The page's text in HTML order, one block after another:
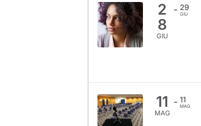
2
8
GIU
- 29
GIU
11
MAG
- 11
MAG